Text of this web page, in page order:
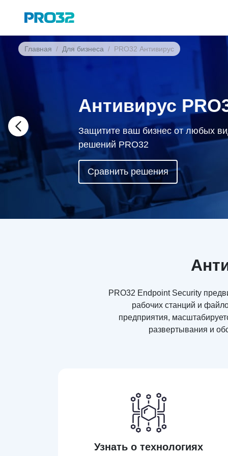
Главная Для бизнеса PRO32 Антивирус
Антивирус
Защитите ваш бизнес от любых
решений PRO32
Сравнить решения
PRO32 Endpoint Security
рабочих станций и
предприятия,
развертывания и
Узнать о технологиях